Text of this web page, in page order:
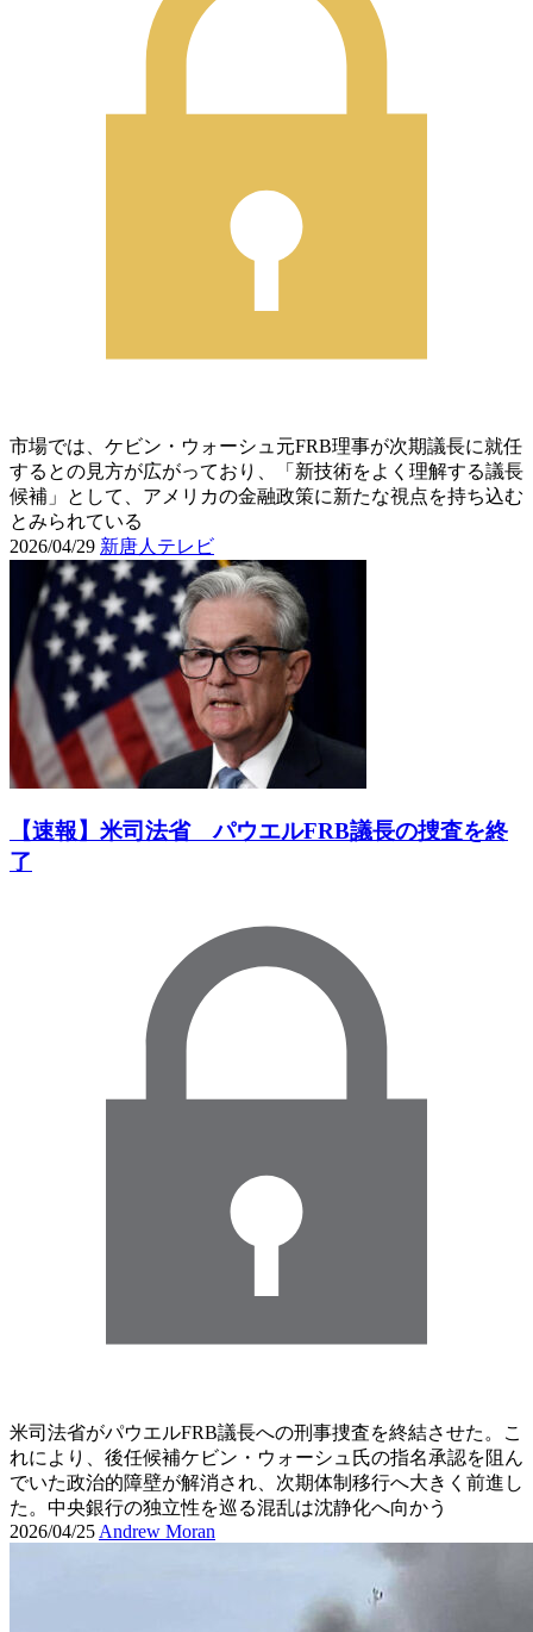
市場では、ケビン・ウォーシュ元FRB理事が次期議長に就任
するとの見方が広がっており、「新技術をよく理解する議長
候補」として、アメリカの金融政策に新たな視点を持ち込む
とみられている
2026/04/29 新唐人テレビ
【速報】米司法省 パウエルFRB議長の捜査を終
了
米司法省がパウエルFRB議長への刑事捜査を終結させた。こ
れにより、後任候補ケビン・ウォーシュ氏の指名承認を阻ん
でいた政治的障壁が解消され、次期体制移行へ大きく前進し
た。中央銀行の独立性を巡る混乱は沈静化へ向かう
2026/04/25 Andrew Moran